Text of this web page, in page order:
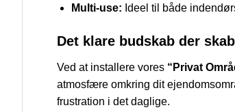
Multi-use: Ideel til både
Det klare budskab der
Ved at installere vores “Privat
atmosfære omkring dit
frustration i det daglige.